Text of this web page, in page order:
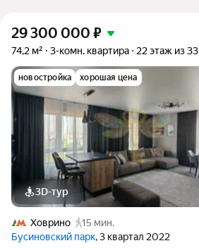
29 300 000 ₽
74,2 м² 3-комн. квартира 22 этаж из 33
новостройка хорошая цена
3D-тур
Ховрино
15 мин.
Бусиновский парк, 3 квартал 2022